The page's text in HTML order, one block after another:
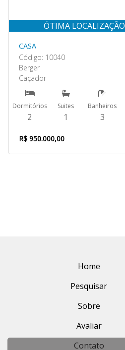
ÓTIMA LOCALIZAÇÃO
CASA
Código: 10040
Berger
Caçador
Dormitórios
2
Suites
1
Banheiros
3
R$ 950.000,00
Home
Pesquisar
Sobre
Avaliar
Contato